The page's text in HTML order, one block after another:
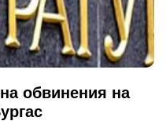
обвинения на